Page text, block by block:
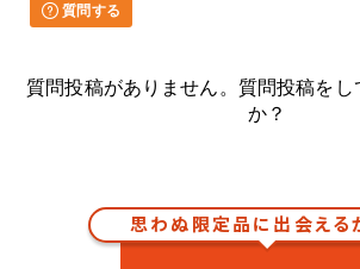
質問する
質問投稿がありません。質問投稿をし
か？
思わぬ限定品に出会える